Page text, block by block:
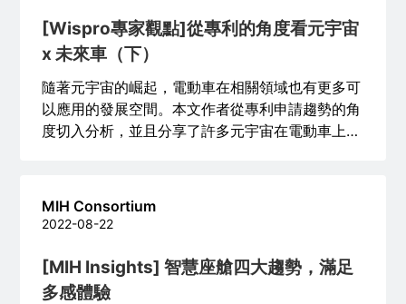
區塊鏈及Web3等新興科技，MIH為下世代的電動
車拉起全面安全防護。
[Wispro專家觀點]從專利的角度看元宇宙
x 未來車（下）
隨著元宇宙的崛起，電動車在相關領域也有更多可
以應用的發展空間。本文作者從專利申請趨勢的角
度切入分析，並且分享了許多元宇宙在電動車上可
MIH Consortium
2022-08-22
[MIH Insights] 智慧座艙四大趨勢，滿足
多感體驗